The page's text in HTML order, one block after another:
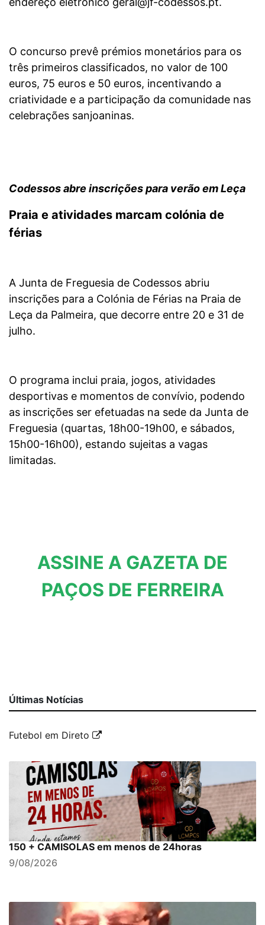
O concurso prevê prémios monetários para os
três primeiros classificados, no valor de 100
euros, 75 euros e 50 euros, incentivando a
criatividade e a participação da comunidade nas
celebrações sanjoaninas.
Codessos abre inscrições para verão em Leça
Praia e atividades marcam colónia de
férias
A Junta de Freguesia de Codessos abriu
inscrições para a Colónia de Férias na Praia de
Leça da Palmeira, que decorre entre 20 e 31 de
julho.
O programa inclui praia, jogos, atividades
desportivas e momentos de convívio, podendo
as inscrições ser efetuadas na sede da Junta de
Freguesia (quartas, 18h00-19h00, e sábados,
15h00-16h00), estando sujeitas a vagas
limitadas.
ASSINE A GAZETA DE
PAÇOS DE FERREIRA
Últimas Notícias
Futebol em Direto
150 + CAMISOLAS em menos de 24horas
9/08/2026